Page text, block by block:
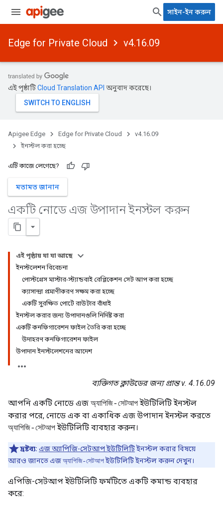
সাইন-ইন করুন
Edge for Private Cloud v4.16.09
এই পৃষ্ঠাটিCloud Translation API অনুবাদ করেছে।
Apigee Edge Edge for Private Cloud
v4.16.09
ইনস্টল করা হচ্ছে
এটি কাজে লেগেছে?
মতামত জানান
একটি নোডে এজ উপাদান ইনস্টল করুন
এই পৃষ্ঠায় যা যা আছে
ইনস্টলেশন বিবেচনা
পোস্টগ্রেস মাস্টার-স্ট্যান্ডবাই রেপ্লিকেশন সেট আপ করা হচ্ছে
ক্যাসান্দ্রা প্রমাণীকরণ সক্ষম করা হচ্ছে
একটি সুরক্ষিত পোর্টে রাউটার বাঁধাই
ইনস্টল করার জন্য উপাদানগুলি নির্দিষ্ট করা
একটি কনফিগারেশন ফাইল তৈরি করা হচ্ছে
উদাহরণ কনফিগারেশন ফাইল
উপাদান ইনস্টলেশনের আদেশ
ব্যক্তিগত ক্লাউডের জন্য প্রান্ত v. 4.16.09
আপনি একটি নোডে এজ অ্যাপিজি-সেটআপইউটিলিটি ইনস্টল
করার পরে, নোডে এক বা একাধিক এজ উপাদান ইনস্টল করতে
অ্যাপিজি-সেটআপইউটিলিটি ব্যবহার করুন।
দ্রষ্টব্য: এজ অ্যাপিজি-সেটআপ ইউটিলিটিইনস্টল করার বিষয়ে
আরও জানতে এজঅ্যাপিজি-সেটআপইউটিলিটি ইনস্টল করুন দেখুন।
এপিজি-সেটআপ ইউটিলিটি ফর্মটিতে একটি কমান্ড ব্যবহার
করে: